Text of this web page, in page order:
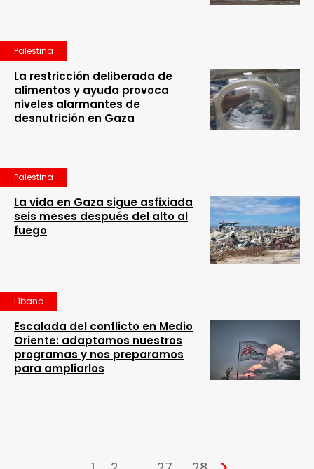
Palestina
La restricción deliberada de
alimentos y ayuda provoca
niveles alarmantes de
desnutrición en Gaza
Palestina
La vida en Gaza sigue asfixiada
seis meses después del alto al
fuego
Líbano
Escalada del conflicto en Medio
Oriente: adaptamos nuestros
programas y nos preparamos
para ampliarlos